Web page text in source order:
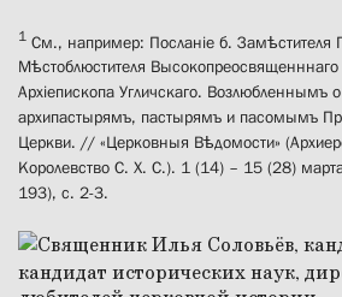
1 См., например: Посланіе б. Замѣстителя
Мѣстоблюстителя
Архіепископа Угличскаго. Возлюбленнымъ
архипастырямъ, пастырямъ и пасомымъ
Церкви. // «Церковныя Вѣдомости»
Королевство С. Х. С.). 1 (14) – 15 (28)
193), с. 2-3.